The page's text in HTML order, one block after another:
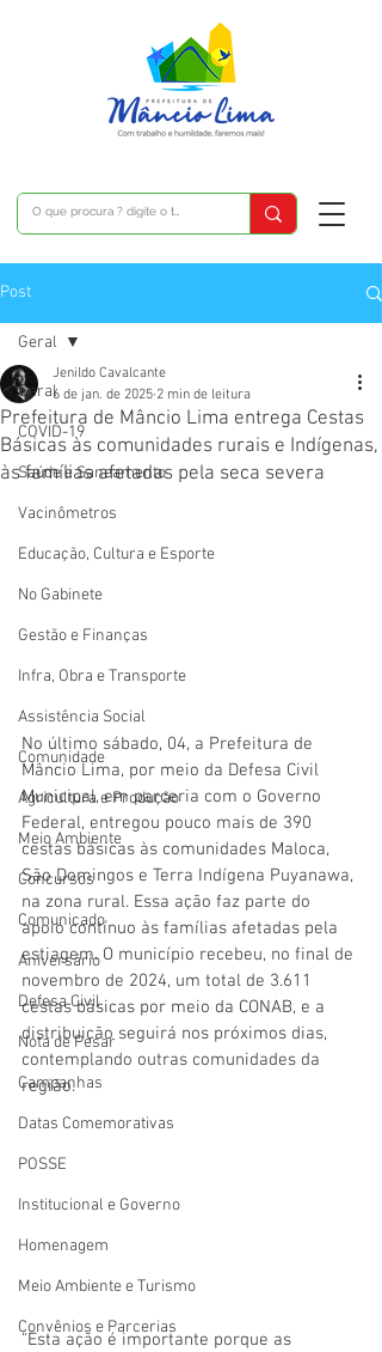
Post
Geral
COVID-19
Saúde e Saneamento
Vacinômetros
Educação, Cultura e Esporte
No Gabinete
Gestão e Finanças
Infra, Obra e Transporte
Assistência Social
Comunidade
Agricultura e Produção
Meio Ambiente
Concursos
Comunicado
Aniversário
Defesa Civil
Nota de Pesar
Campanhas
Datas Comemorativas
POSSE
Institucional e Governo
Homenagem
Meio Ambiente e Turismo
Convênios e Parcerias
Geral
Prefeitura de Mâncio Lima entrega Cestas
Básicas às comunidades rurais e Indígenas,
às famílias afetadas pela seca severa
Jenildo Cavalcante
6 de jan. de 2025 2 min de leitura
No último sábado, 04, a Prefeitura de
Mâncio Lima, por meio da Defesa Civil
Municipal, em parceria com o Governo
Federal, entregou pouco mais de 390
cestas básicas às comunidades Maloca,
São Domingos e Terra Indígena Puyanawa,
na zona rural. Essa ação faz parte do
apoio contínuo às famílias afetadas pela
estiagem. O município recebeu, no final de
novembro de 2024, um total de 3.611
cestas básicas por meio da CONAB, e a
distribuição seguirá nos próximos dias,
contemplando outras comunidades da
região.
"Esta ação é importante porque as